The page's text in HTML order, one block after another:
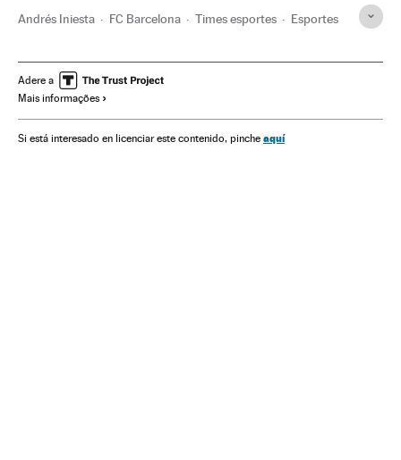
Andrés Iniesta FC Barcelona Times esportes Esportes
Adere a
Mais informações
Si está interesado en licenciar este contenido, pinche aquí